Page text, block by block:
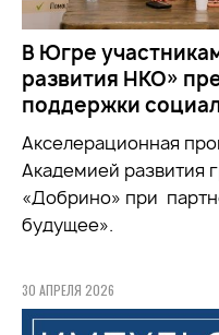
В Югре
развития НКО»
поддержки
Акселерационная
Академией развития
«Добрино» при
будущее».
30 АПРЕЛЯ 2026